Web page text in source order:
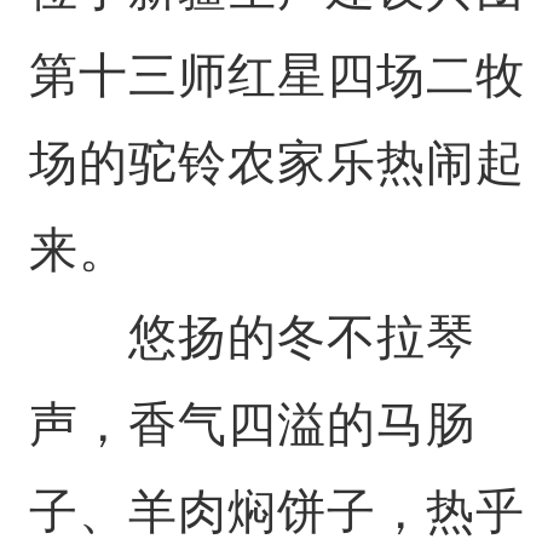
第十三师红星四场二牧
场的驼铃农家乐热闹起
来。
悠扬的冬不拉琴
声，香气四溢的马肠
子、羊肉焖饼子，热乎